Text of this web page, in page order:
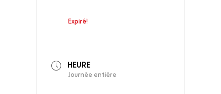
Expiré!
HEURE
Journée entière